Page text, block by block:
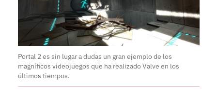
Portal 2 es sin lugar a dudas un gran ejemplo de los
magníficos videojuegos que ha realizado Valve en los
últimos tiempos.